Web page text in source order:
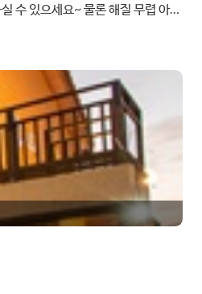
수 있으세요~ 물론 해질 무렵 아름